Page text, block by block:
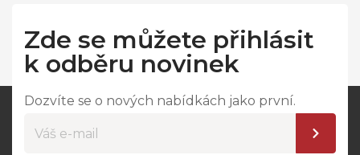
Zde se můžete přihlásit
k odběru novinek
Dozvíte se o nových nabídkách jako první.